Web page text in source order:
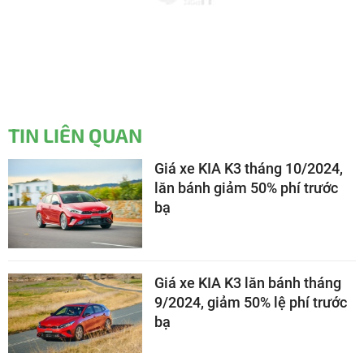
TIN LIÊN QUAN
Giá xe KIA K3 tháng 10/2024,
lăn bánh giảm 50% phí trước
bạ
Giá xe KIA K3 lăn bánh tháng
9/2024, giảm 50% lệ phí trước
bạ